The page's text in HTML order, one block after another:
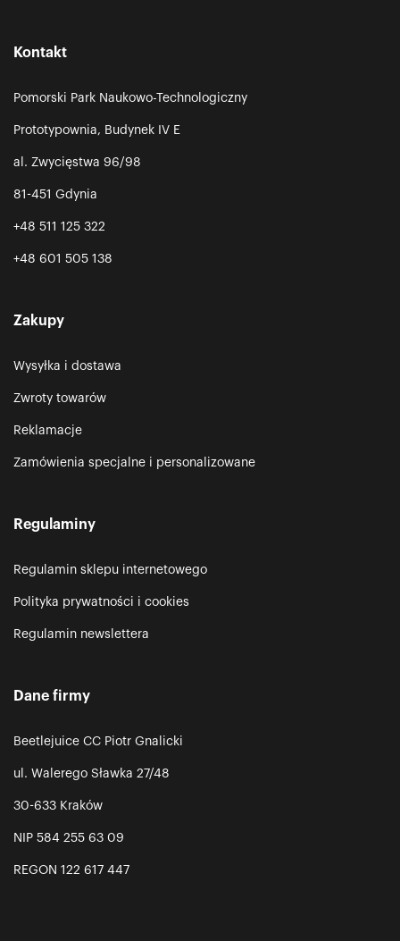
Kontakt
Pomorski Park Naukowo-Technologiczny
Prototypownia, Budynek IV E
al. Zwycięstwa 96/98
81-451 Gdynia
+48 511 125 322
+48 601 505 138
Zakupy
Wysyłka i dostawa
Zwroty towarów
Reklamacje
Zamówienia specjalne i personalizowane
Regulaminy
Regulamin sklepu internetowego
Polityka prywatności i cookies
Regulamin newslettera
Dane firmy
Beetlejuice CC Piotr Gnalicki
ul. Walerego Sławka 27/48
30-633 Kraków
NIP 584 255 63 09
REGON 122 617 447